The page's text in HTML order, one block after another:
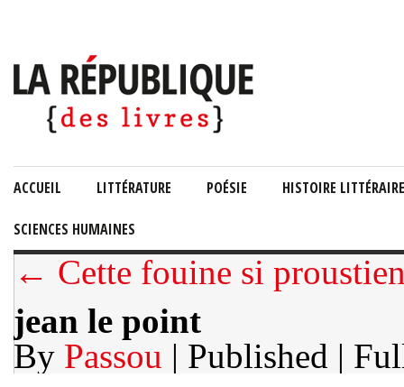
ACCUEIL LITTÉRATURE POÉSIE HISTOIRE LITTÉRAIRE
SCIENCES HUMAINES
← Cette fouine si
jean le point
By Passou | Published |